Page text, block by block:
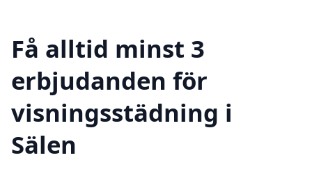
Få alltid minst 3
erbjudanden för
visningsstädning i
Sälen